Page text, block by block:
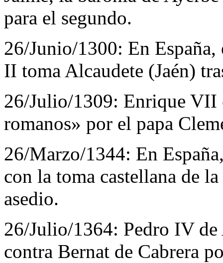
para el segundo.
26/Junio/1300: En
II toma Alcaudete (Jaén)
26/Julio/1309: Enrique VII
romanos» por el papa
26/Marzo/1344: En
con la toma castellana de
asedio.
26/Julio/1364: Pedro IV
contra Bernat de Cabrera